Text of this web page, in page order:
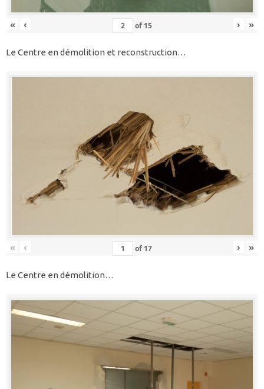
« ‹ of 15 › »
Le Centre en démolition et reconstruction…
« ‹ of 17 › »
Le Centre en démolition…